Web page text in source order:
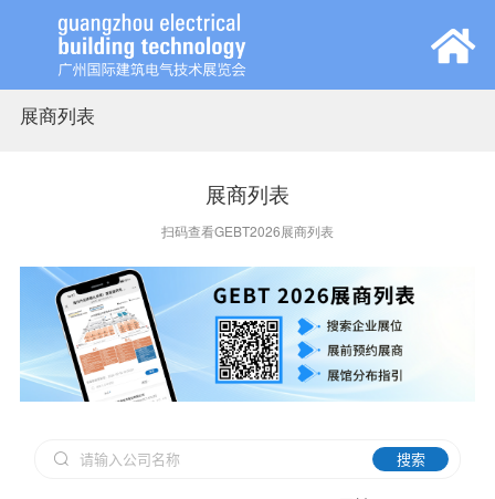
首页
参展中心
同期活动
新闻中心
展商列表
展商列表
扫码查看GEBT2026展商列表